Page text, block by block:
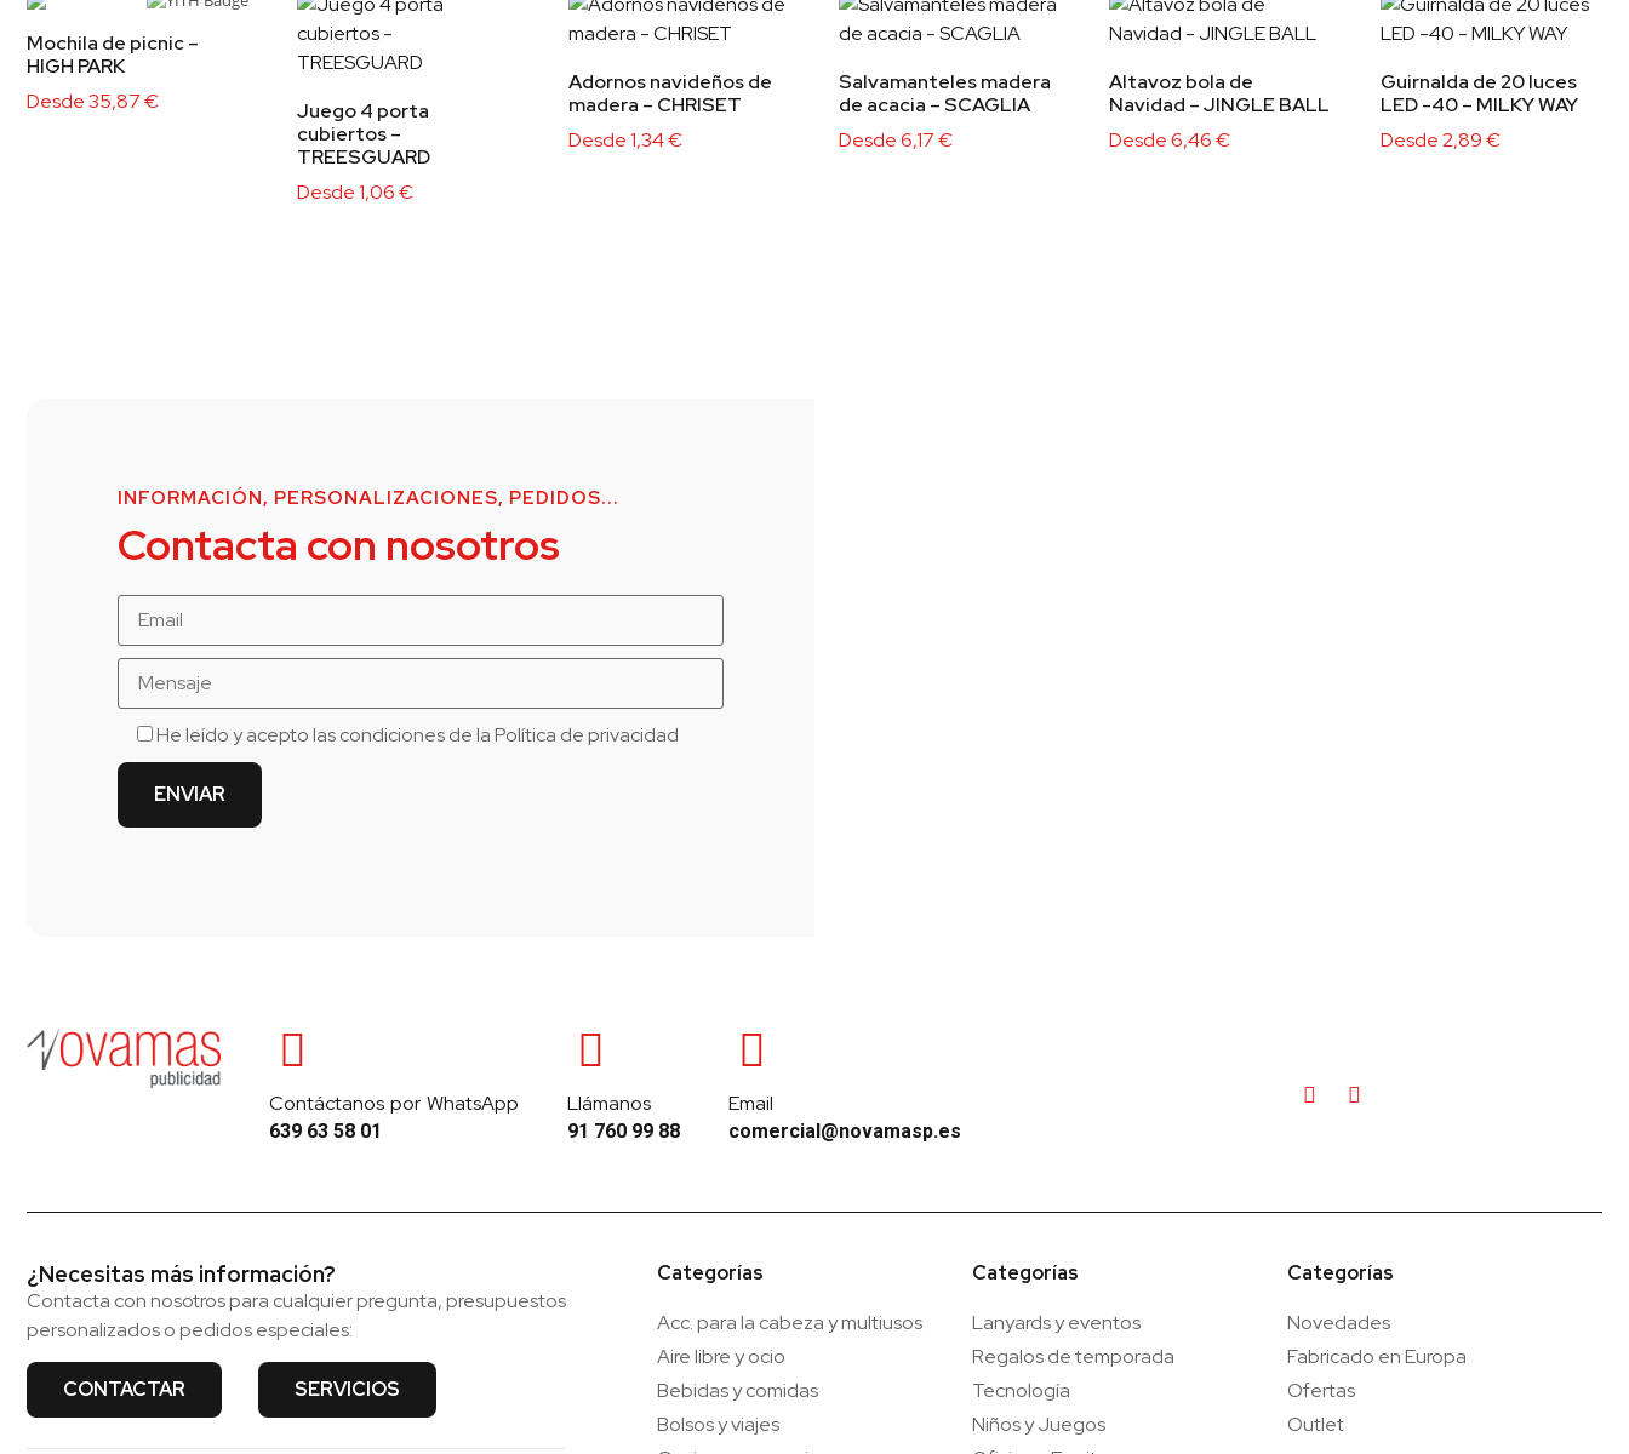
Mochila de picnic –
HIGH PARK
Desde35,87€
Juego 4 porta
cubiertos –
TREESGUARD
Desde1,06€
Adornos navideños de
madera – CHRISET
Desde1,34€
Salvamanteles madera
de acacia – SCAGLIA
Desde6,17€
Altavoz bola de
Navidad – JINGLE BALL
Desde6,46€
Guirnalda de 20 luces
LED -40 – MILKY WAY
Desde2,89€
INFORMACIÓN, PERSONALIZACIONES, PEDIDOS...
Contacta con nosotros
He leído y acepto las condiciones de laPolítica de privacidad
Contáctanos por WhatsApp
639 63 58 01
Llámanos
91 760 99 88
Email
comercial@novamasp.es
¿Necesitas más información?
Contacta con nosotros para cualquier pregunta, presupuestos
personalizados o pedidos especiales:
CONTACTAR SERVICIOS
Categorías
Acc. para la cabeza y multiusos
Aire libre y ocio
Bebidas y comidas
Bolsos y viajes
Categorías
Lanyards y eventos
Regalos de temporada
Tecnología
Niños y Juegos
Categorías
Novedades
Fabricado en Europa
Ofertas
Outlet